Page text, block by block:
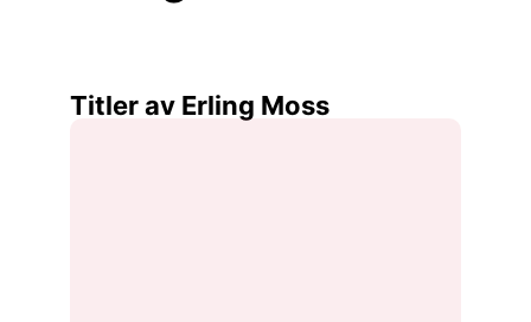
Titler av Erling Moss